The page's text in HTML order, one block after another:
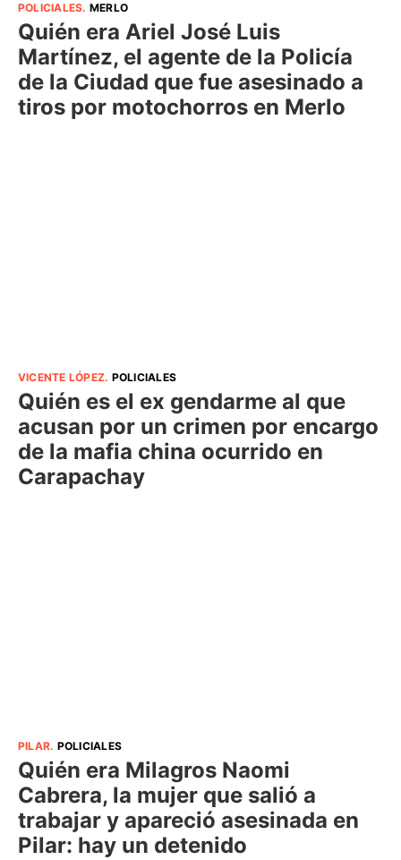
POLICIALES. MERLO
Quién era Ariel José Luis
Martínez, el agente de la Policía
de la Ciudad que fue asesinado a
tiros por motochorros en Merlo
VICENTE LÓPEZ. POLICIALES
Quién es el ex gendarme al que
acusan por un crimen por encargo
de la mafia china ocurrido en
Carapachay
PILAR. POLICIALES
Quién era Milagros Naomi
Cabrera, la mujer que salió a
trabajar y apareció asesinada en
Pilar: hay un detenido